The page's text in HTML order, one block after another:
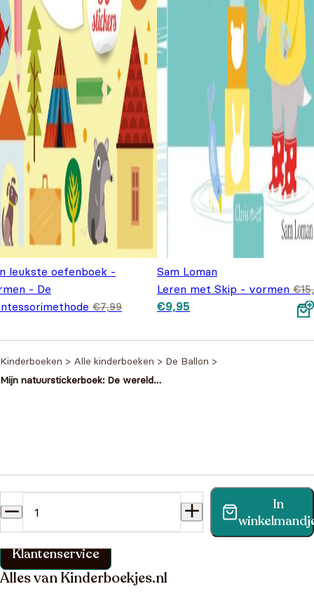
leukste oefenboek -
- De
€7,99
Sam Loman
Leren met Skip - vormen €
Oorspronkelijke prijs was:
€15,95.
€9,95 Huidige prijs is: €9,95.
Kinderboeken > Alle kinderboeken > De Ballon >
Mijn natuurstickerboek: De wereld
In
Vind binnen no-time antwoord op je vraag op onze
klantenservice pagina.
Klantenservice
Alles van Kinderboekjes.nl